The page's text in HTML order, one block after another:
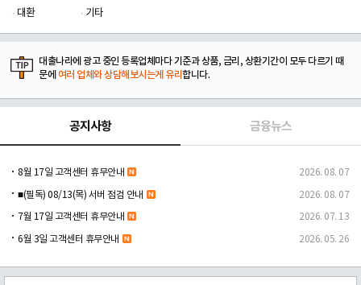
대환
기타
대출나라에 광고 중인 등록업체마다 기준과 상품, 금리, 상환기간이 모두 다르기 때
문에 여러 업체와 상담해보시는게 유리합니다.
공지사항 금융뉴스
8월 17일 고객센터 휴무안내 2026. 08. 07
■(필독) 08/13(목) 서버 점검 안내 2026. 08. 07
7월 17일 고객센터 휴무안내 2026. 07. 13
6월 3일 고객센터 휴무안내 2026. 05. 26